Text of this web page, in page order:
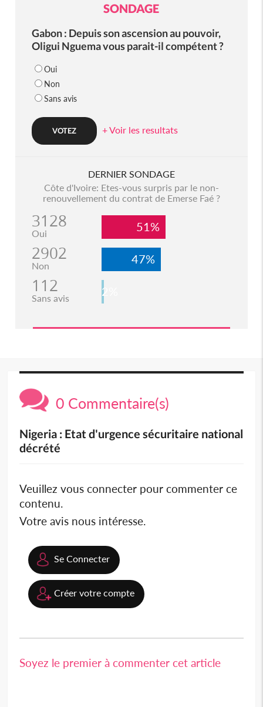
SONDAGE
Gabon : Depuis son ascension au pouvoir,
Oligui Nguema vous parait-il compétent ?
Oui
Non
Sans avis
+ Voir les resultats
DERNIER SONDAGE
Côte d'Ivoire: Etes-vous surpris par le non-
renouvellement du contrat de Emerse Faé ?
3128
Oui 51%
2902
Non 47%
112
Sans avis 2%
0 Commentaire(s)
Nigeria : Etat d'urgence sécuritaire national
décrété
Veuillez vous connecter pour commenter ce
contenu.
Votre avis nous intéresse.
Se Connecter
Créer votre compte
Soyez le premier à commenter cet article